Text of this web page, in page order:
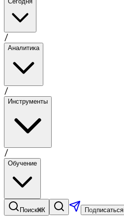
/
Аналитика
/
Инструменты
/
Обучение
Поиск⌘K Подписаться